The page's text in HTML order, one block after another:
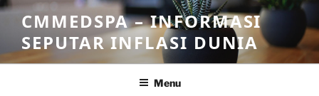
Skip
content
CMMEDSPA – INFORMASI
SEPUTAR INFLASI DUNIA
Menu